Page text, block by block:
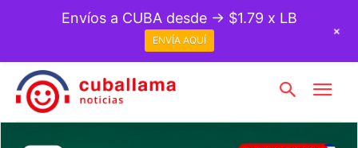
Envíos a CUBA desde → $1.79 x LB
ENVÍA AQUÍ
+